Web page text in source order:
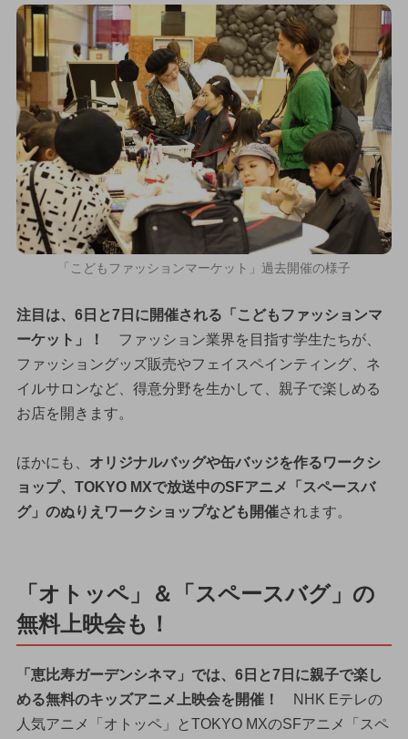
「こどもファッションマーケット」過去開催の様子
注目は、6日と7日に開催される「こどもファッションマ
ーケット」！
ファッション業界を目指す学生たちが、
ファッショングッズ販売やフェイスペインティング、ネ
イルサロンなど、得意分野を生かして、親子で楽しめる
お店を開きます。
ほかにも、 オリジナルバッグや缶バッジを作るワークシ
ョップ、TOKYO MXで放送中のSFアニメ「スペースバ
グ」のぬりえワークショップなども開催されます。
「オトッペ」＆「スペースバグ」の
無料上映会も！
「恵比寿ガーデンシネマ」では、6日と7日に親子で楽し
める無料のキッズアニメ上映会を開催！
NHK Eテレの
人気アニメ「オトッペ」とTOKYO MXのSFアニメ「スペ